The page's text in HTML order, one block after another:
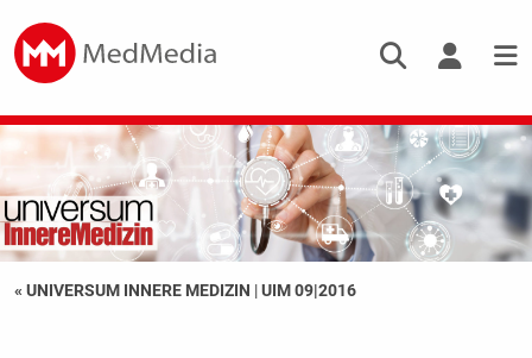
« UNIVERSUM INNERE MEDIZIN |UIM 09|2016